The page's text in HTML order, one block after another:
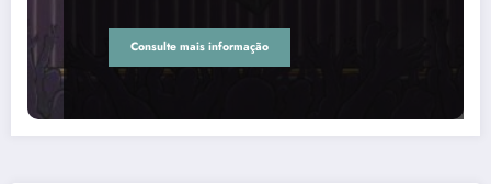
Consulte mais informação